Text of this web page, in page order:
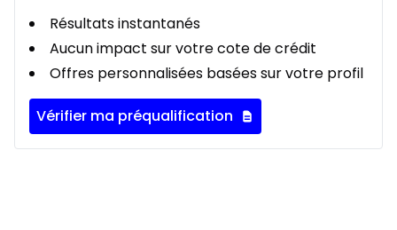
Résultats instantanés
Aucun impact sur votre cote de crédit
Offres personnalisées basées sur votre profil
Vérifier ma préqualification